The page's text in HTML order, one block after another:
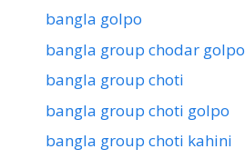
bangla golpo
bangla group chodar golpo
bangla group choti
bangla group choti golpo
bangla group choti kahini